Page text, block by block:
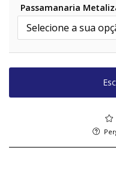
Passamanaria